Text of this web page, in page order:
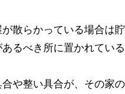
散らかっている場合は
るべき所に置かれてい
や整い具合が、その家